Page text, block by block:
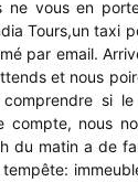
ne vous en
Tours,un taxi
par email.
et nous
si
compte, nous
du matin a de